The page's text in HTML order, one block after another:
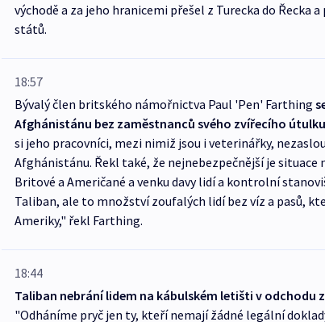
východě a za jeho hranicemi přešel z Turecka do Řecka
států.
18:57
Bývalý člen britského námořnictva Paul 'Pen' Farthing
Afghánistánu bez zaměstnanců svého zvířecího
si jeho pracovníci, mezi nimiž jsou i veterinářky,
Afghánistánu. Řekl také, že nejnebezpečnější je
Britové a Američané a venku davy lidí a kontrolní
Taliban, ale to množství zoufalých lidí bez víz a pasů,
Ameriky," řekl Farthing.
18:44
Taliban nebrání lidem na kábulském letišti v odchodu
"Odháníme pryč jen ty, kteří nemají žádné legální